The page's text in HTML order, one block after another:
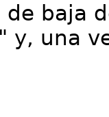
de baja
y, una